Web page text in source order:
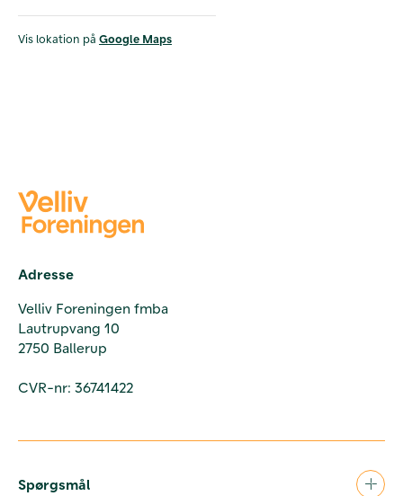
Vis lokation på Google Maps
Adresse
Velliv Foreningen fmba
Lautrupvang 10
2750 Ballerup
CVR-nr: 36741422
Spørgsmål